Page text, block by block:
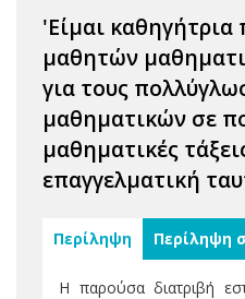
'Είμαι
μαθητών
για τους
μαθηματικών σε
μαθηματικές
επαγγελματική
Περίληψη Περίληψη
Η παρούσα διατριβή